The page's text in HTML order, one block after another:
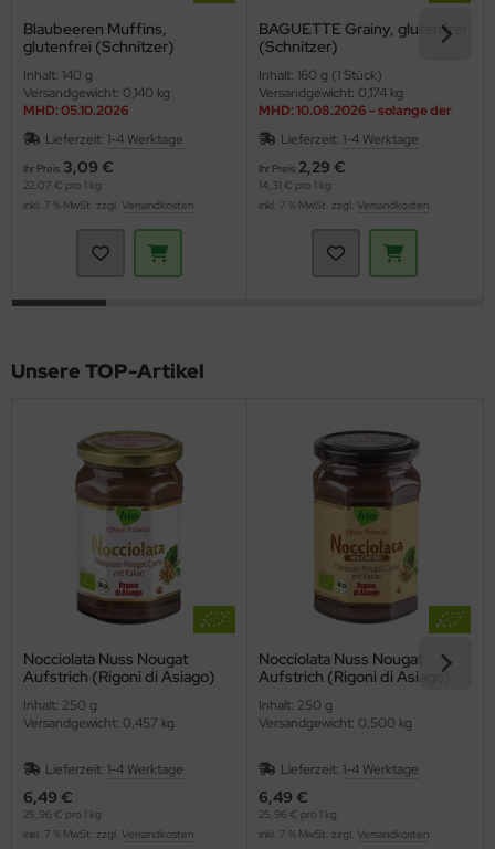
Blaubeeren Muffins,
glutenfrei (Schnitzer)
Inhalt: 140 g
Versandgewicht: 0,140 kg
MHD: 05.10.2026
Lieferzeit: 1-4 Werktage
Ihr Preis 3,09 €
22,07 € pro 1 kg
inkl. 7 % MwSt. zzgl. Versandkosten
BAGUETTE Grainy, glutenfrei
(Schnitzer)
Inhalt: 160 g (1 Stück)
Versandgewicht: 0,174 kg
MHD: 10.08.2026 - solange der
Vorrat reicht
Lieferzeit: 1-4 Werktage
Ihr Preis 2,29 €
14,31 € pro 1 kg
inkl. 7 % MwSt. zzgl. Versandkosten
Unsere TOP-Artikel
Nocciolata Nuss Nougat
Aufstrich (Rigoni di Asiago)
Inhalt: 250 g
Versandgewicht: 0,457 kg
Lieferzeit: 1-4 Werktage
6,49 €
25,96 € pro 1 kg
inkl. 7 % MwSt. zzgl. Versandkosten
Nocciolata Nuss Nougat
Aufstrich (Rigoni di Asiago)
Inhalt: 250 g
Versandgewicht: 0,500 kg
Lieferzeit: 1-4 Werktage
6,49 €
25,96 € pro 1 kg
inkl. 7 % MwSt. zzgl. Versandkosten